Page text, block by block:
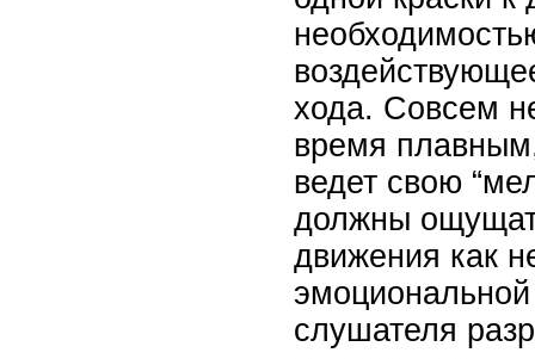
хода. Совсем
время
ведет свою
должны
движения как
слушателя